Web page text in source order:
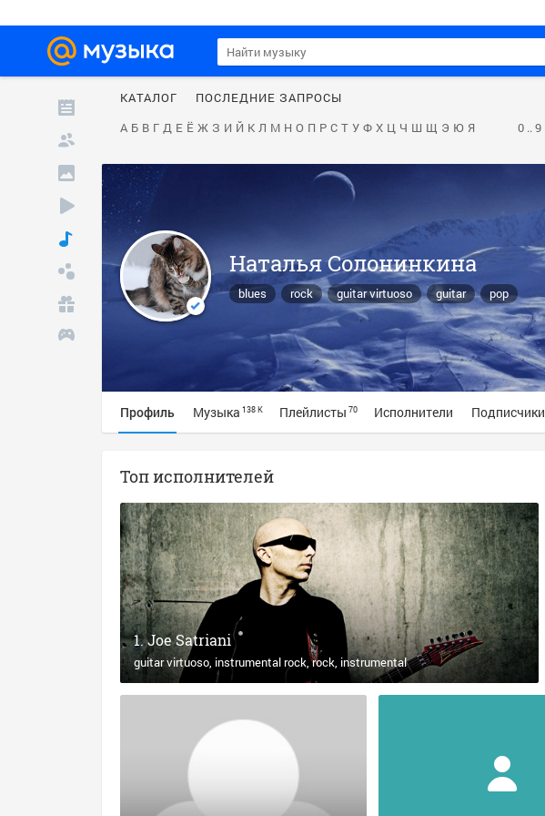
КАТАЛОГ
ПОСЛЕДНИЕ ЗАПРОСЫ
А Б В Г Д Е Ё Ж З И Й К Л М Н О П Р С Т У Ф Х Ц Ч Ш Щ Э Ю Я 0 .. 9
Наталья Солонинкина
blues rock guitar virtuoso guitar pop
Профиль Музыка 138 K Плейлисты 70 Исполнители Подписчики
Топ исполнителей
Joe Satriani
guitar virtuoso instrumental rock rock instrumental